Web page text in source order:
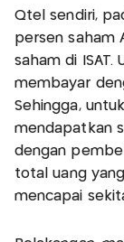
Qtel sendiri,
persen saham
saham di ISAT.
membayar
Sehingga,
mendapatkan
dengan
total uang
mencapai